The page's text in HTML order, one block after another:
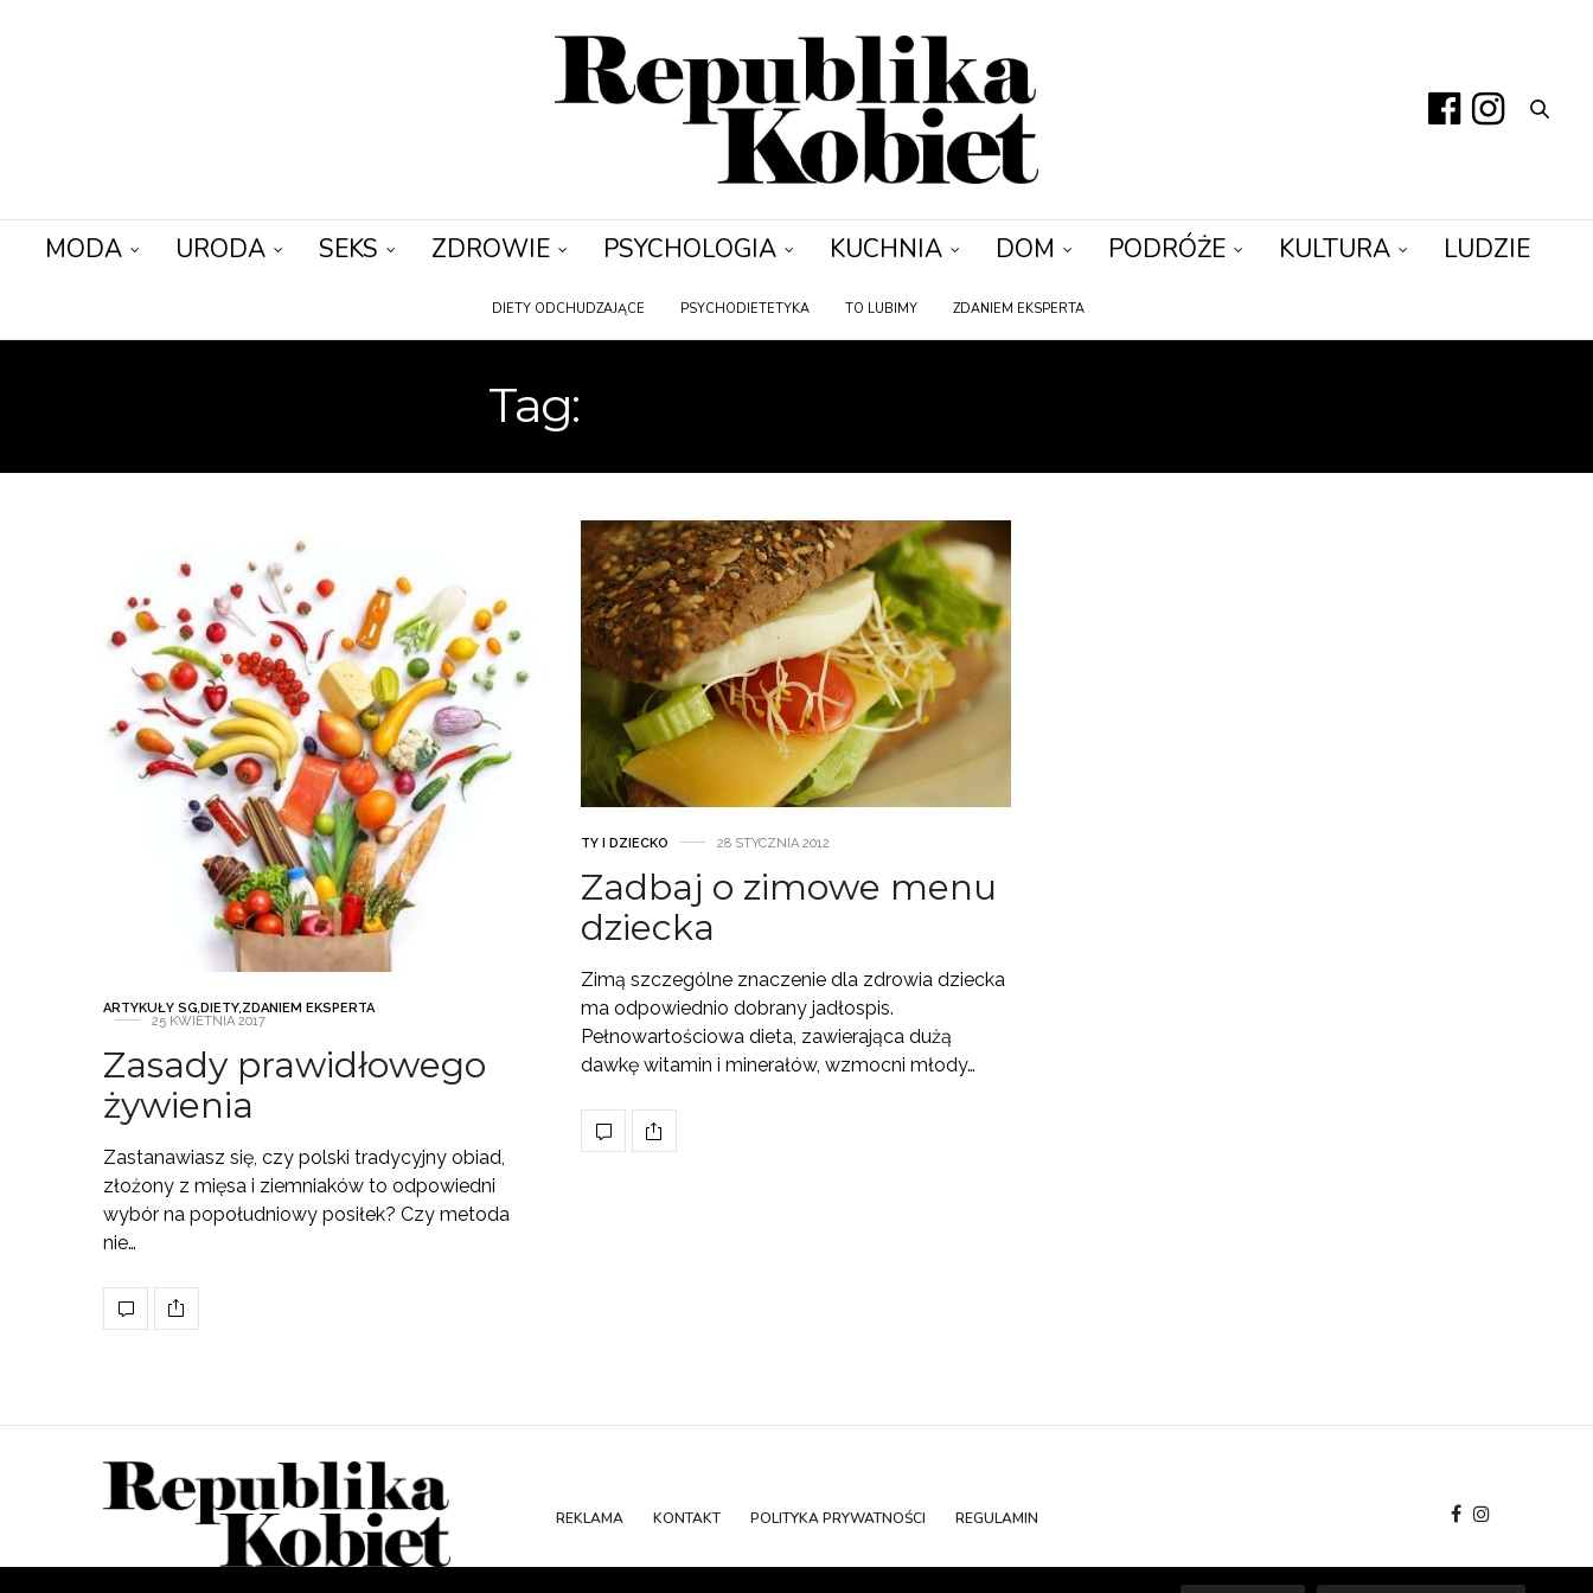
MODA URODA SEKS ZDROWIE PSYCHOLOGIA KUCHNIA DOM PODRÓŻE KULTURA LUDZIE
DIETY ODCHUDZAJĄCE PSYCHODIETETYKA TO LUBIMY ZDANIEM EKSPERTA
Tag:
ARTYKUŁY SG,DIETY,ZDANIEM EKSPERTA
25 KWIETNIA 2017
Zasady prawidłowego
żywienia
Zastanawiasz się, czy polski tradycyjny obiad,
złożony z mięsa i ziemniaków to odpowiedni
wybór na popołudniowy posiłek? Czy metoda
nie…
TY I DZIECKO 28 STYCZNIA 2012
Zadbaj o zimowe menu
dziecka
Zimą szczególne znaczenie dla zdrowia dziecka
ma odpowiednio dobrany jadłospis.
Pełnowartościowa dieta, zawierająca dużą
dawkę witamin i minerałów, wzmocni młody…
REKLAMA KONTAKT POLITYKA PRYWATNOŚCI REGULAMIN